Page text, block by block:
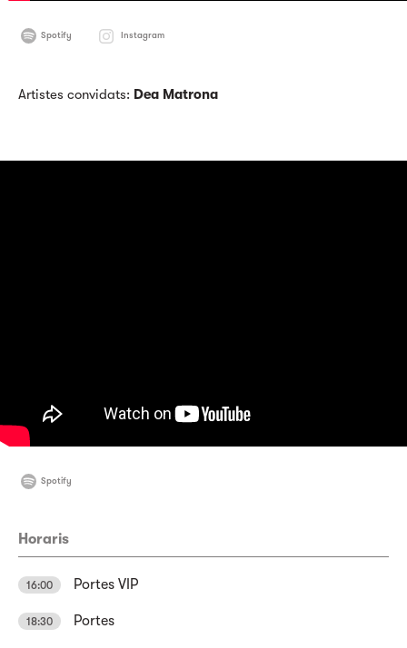
Spotify Instagram
Artistes convidats: Dea Matrona
Spotify
Horaris
16:00 Portes VIP
18:30 Portes